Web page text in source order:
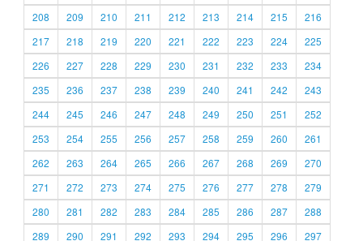
208
209 210 211 212 213 214 215
216
217
218 219 220 221 222 223 224
225
226
227 228 229 230 231 232 233
234
235
236 237 238 239 240 241 242
243
244
245 246 247 248 249 250 251
252
253
254 255 256 257 258 259 260
261
262
263 264 265 266 267 268 269
270
271
272 273 274 275 276 277 278
279
280
281 282 283 284 285 286 287
288
289
290 291 292 293 294 295 296
297